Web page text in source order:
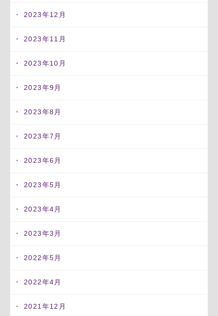
2023年12月
2023年11月
2023年10月
2023年9月
2023年8月
2023年7月
2023年6月
2023年5月
2023年4月
2023年3月
2022年5月
2022年4月
2021年12月